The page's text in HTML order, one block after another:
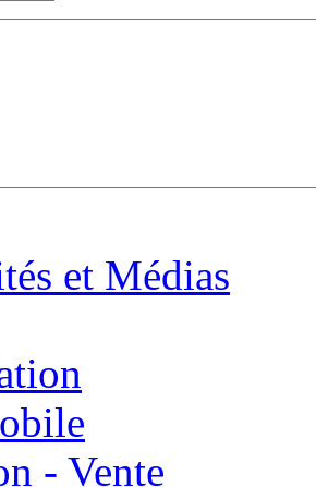
et Médias
- Vente